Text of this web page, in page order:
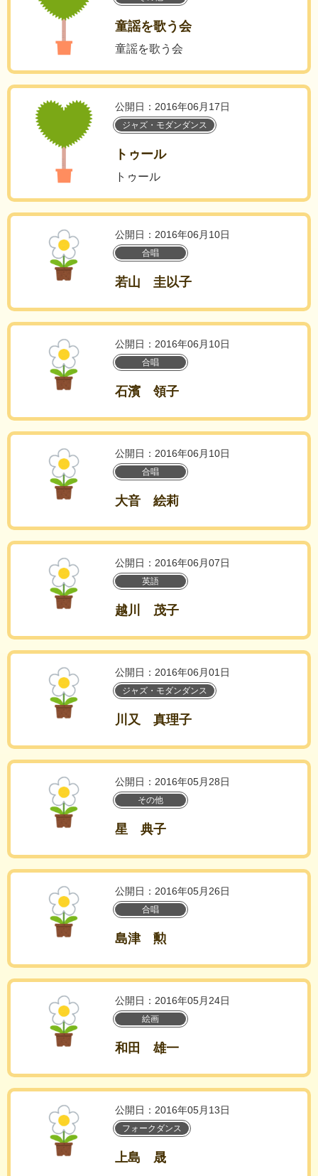
童謡を歌う会
童謡を歌う会
公開日：2016年06月17日
ジャズ・モダンダンス
トゥール
トゥール
公開日：2016年06月10日
合唱
若山 圭以子
公開日：2016年06月10日
合唱
石濱 領子
公開日：2016年06月10日
合唱
大音 絵莉
公開日：2016年06月07日
英語
越川 茂子
公開日：2016年06月01日
ジャズ・モダンダンス
川又 真理子
公開日：2016年05月28日
その他
星 典子
公開日：2016年05月26日
合唱
島津 勲
公開日：2016年05月24日
絵画
和田 雄一
公開日：2016年05月13日
フォークダンス
上島 晟